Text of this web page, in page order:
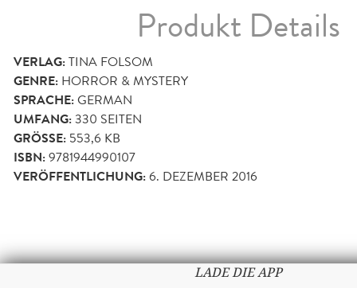
Produkt Details
VERLAG:TINA FOLSOM
GENRE: HORROR & MYSTERY
SPRACHE:GERMAN
UMFANG:330 SEITEN
GRÖSSE: 553,6 KB
ISBN:9781944990107
VERÖFFENTLICHUNG:6. DEZEMBER 2016
LADE DIE APP